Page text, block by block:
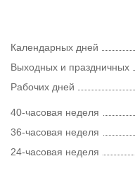
Календарных дней
Выходных и праздничных
Рабочих дней
40-часовая неделя
36-часовая неделя
24-часовая неделя